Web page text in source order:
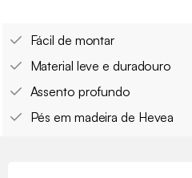
Fácil de montar
Material leve e duradouro
Assento profundo
Pés em madeira de Hevea